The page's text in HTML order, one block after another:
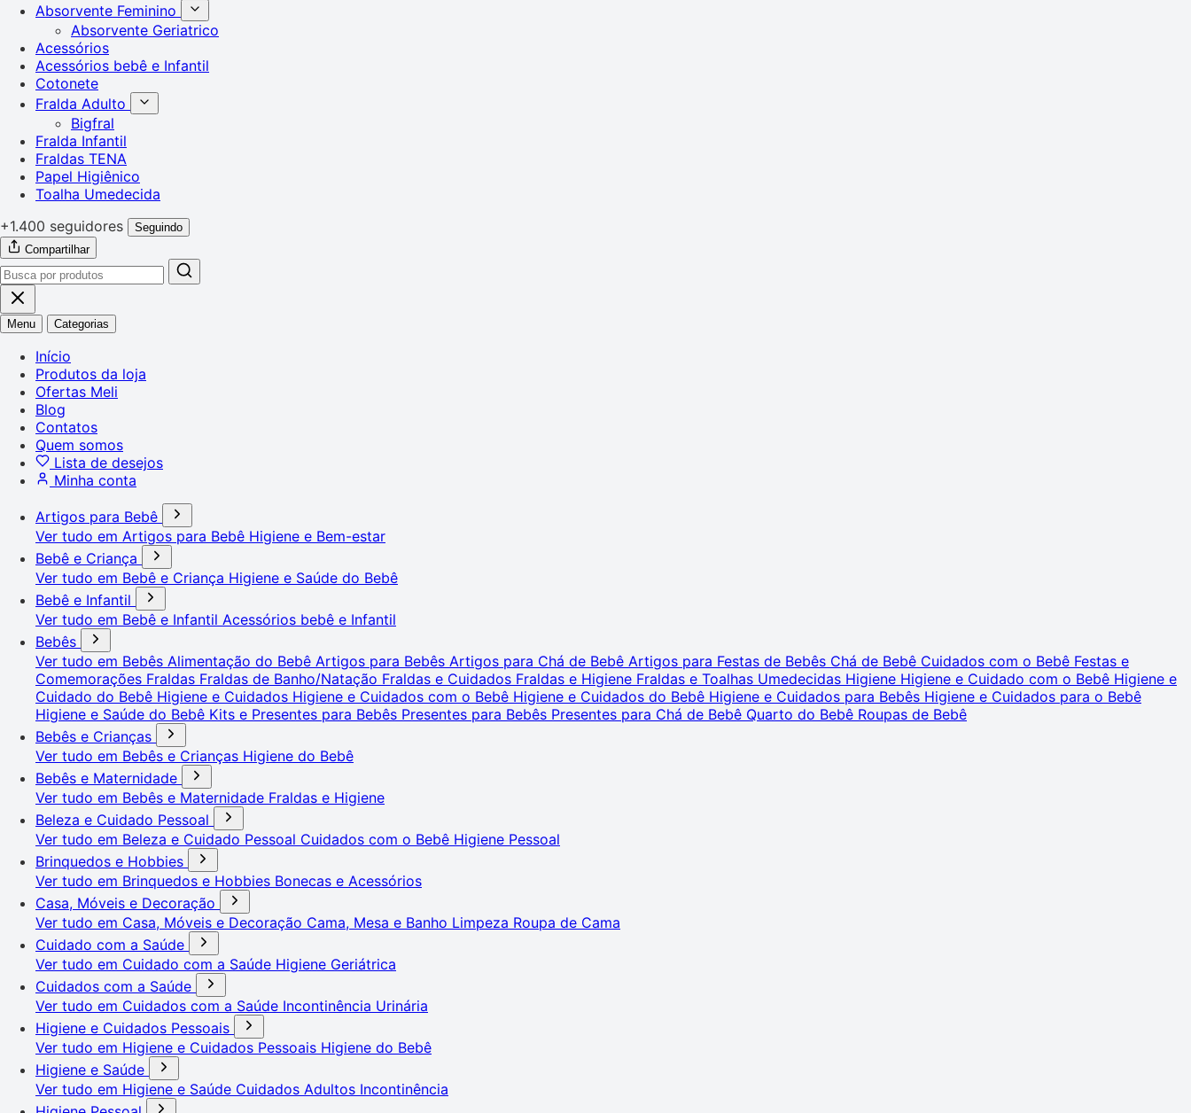
Absorvente Feminino
Absorvente Geriatrico
Acessórios
Acessórios bebê e Infantil
Cotonete
Fralda Adulto
Bigfral
Fralda Infantil
Fraldas TENA
Papel Higiênico
Toalha Umedecida
+1.400 seguidores
Seguindo
Compartilhar
Menu Categorias
Início
Produtos da loja
Ofertas Meli
Blog
Contatos
Quem somos
Lista de desejos
Minha conta
Artigos para Bebê
Ver tudo em Artigos para Bebê Higiene e Bem-estar
Bebê e Criança
Ver tudo em Bebê e Criança Higiene e Saúde do Bebê
Bebê e Infantil
Ver tudo em Bebê e Infantil Acessórios bebê e Infantil
Bebês
Ver tudo em Bebês Alimentação do Bebê Artigos para Bebês Artigos para Chá de Bebê Artigos para Festas de Bebês Chá de Bebê Cuidados com o Bebê Festas e
Comemorações Fraldas Fraldas de Banho/Natação Fraldas e Cuidados Fraldas e Higiene Fraldas e Toalhas Umedecidas Higiene Higiene e Cuidado com o Bebê Higiene e
Cuidado do Bebê Higiene e Cuidados Higiene e Cuidados com o Bebê Higiene e Cuidados do Bebê Higiene e Cuidados para Bebês Higiene e Cuidados para o Bebê
Higiene e Saúde do Bebê Kits e Presentes para Bebês Presentes para Bebês Presentes para Chá de Bebê Quarto do Bebê Roupas de Bebê
Bebês e Crianças
Ver tudo em Bebês e Crianças Higiene do Bebê
Bebês e Maternidade
Ver tudo em Bebês e Maternidade Fraldas e Higiene
Beleza e Cuidado Pessoal
Ver tudo em Beleza e Cuidado Pessoal Cuidados com o Bebê Higiene Pessoal
Brinquedos e Hobbies
Ver tudo em Brinquedos e Hobbies Bonecas e Acessórios
Casa, Móveis e Decoração
Ver tudo em Casa, Móveis e Decoração Cama, Mesa e Banho Limpeza Roupa de Cama
Cuidado com a Saúde
Ver tudo em Cuidado com a Saúde Higiene Geriátrica
Cuidados com a Saúde
Ver tudo em Cuidados com a Saúde Incontinência Urinária
Higiene e Cuidados Pessoais
Ver tudo em Higiene e Cuidados Pessoais Higiene do Bebê
Higiene e Saúde
Ver tudo em Higiene e Saúde Cuidados Adultos Incontinência